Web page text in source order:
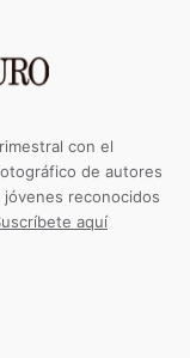
con el
de autores
reconocidos
aquí